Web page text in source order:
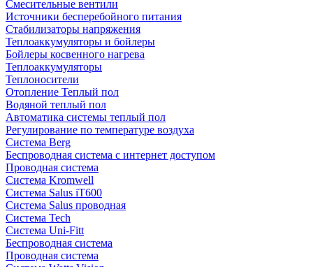
Смесительные вентили
Источники бесперебойного питания
Стабилизаторы напряжения
Теплоаккумуляторы и бойлеры
Бойлеры косвенного нагрева
Теплоаккумуляторы
Теплоносители
Отопление Теплый пол
Водяной теплый пол
Автоматика системы теплый пол
Регулирование по температуре воздуха
Система Berg
Беспроводная система с интернет доступом
Проводная система
Система Kromwell
Система Salus iT600
Система Salus проводная
Система Tech
Система Uni-Fitt
Беспроводная система
Проводная система